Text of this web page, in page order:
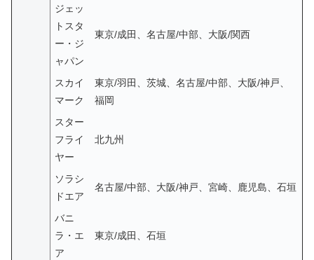
ジェッ
トスタ
ー・ジ
ャパン
東京/成田、名古屋/中部、大阪/関西
スカイ
マーク
東京/羽田、茨城、名古屋/中部、大阪/神戸、
福岡
スター
フライ
ヤー
北九州
ソラシ
ドエア
名古屋/中部、大阪/神戸、宮崎、鹿児島、石垣
バニ
ラ・エ
ア
東京/成田、石垣